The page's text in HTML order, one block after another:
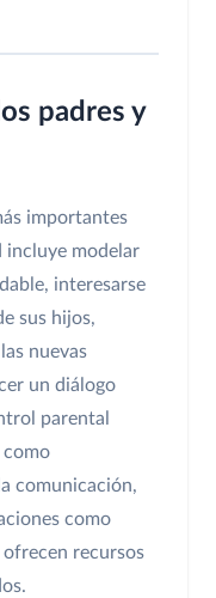
padres y
importantes
incluye modelar
interesarse
sus hijos,
nuevas
un diálogo
parental
como
comunicación,
como
ofrecen recursos